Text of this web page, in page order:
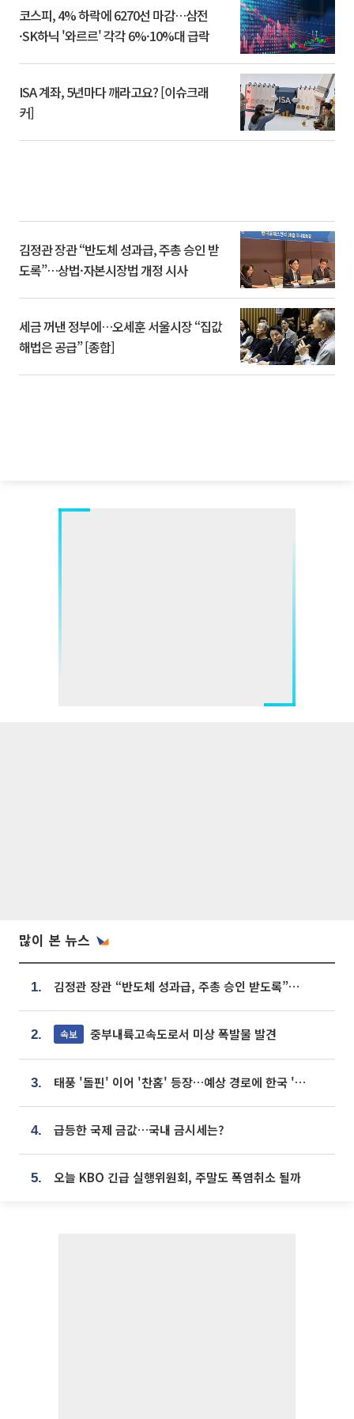
코스피, 4% 하락에 6270선 마감…삼전
·SK하닉 '와르르' 각각 6%·10%대 급락
ISA 계좌, 5년마다 깨라고요? [이슈크래
커]
김정관 장관 “반도체 성과급, 주총 승인 받
도록”…상법·자본시장법 개정 시사
세금 꺼낸 정부에…오세훈 서울시장 “집값
해법은 공급” [종합]
많이 본 뉴스
1. 김정관 장관 “반도체 성과급, 주총 승인 받도록”…상법·자본시장법 개정 시사
2. 속보 중부내륙고속도로서 미상 폭발물 발견
3. 태풍 '돌핀' 이어 '찬홈' 등장…예상 경로에 한국 '한숨'
4. 급등한 국제 금값…국내 금시세는?
5. 오늘 KBO 긴급 실행위원회, 주말도 폭염취소 될까